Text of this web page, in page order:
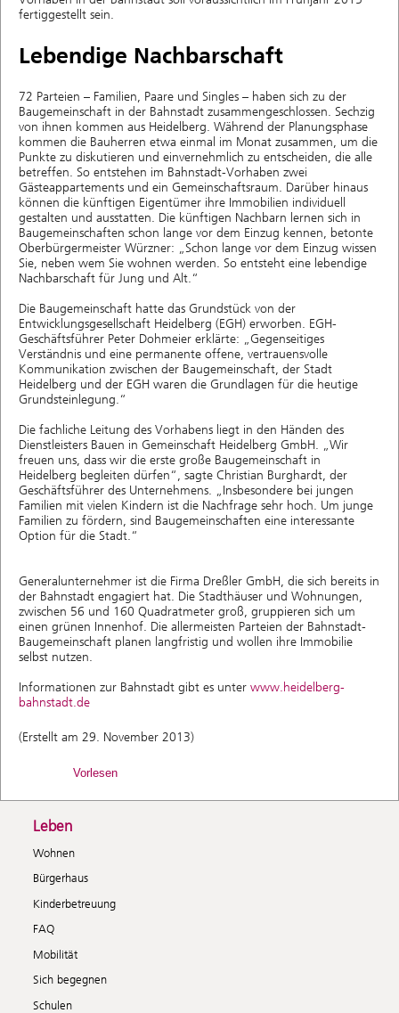
fertiggestellt sein.
Lebendige Nachbarschaft
72 Parteien – Familien, Paare und Singles – haben sich zu der
Baugemeinschaft in der Bahnstadt zusammengeschlossen. Sechzig
von ihnen kommen aus Heidelberg. Während der Planungsphase
kommen die Bauherren etwa einmal im Monat zusammen, um die
Punkte zu diskutieren und einvernehmlich zu entscheiden, die alle
betreffen. So entstehen im Bahnstadt-Vorhaben zwei
Gästeappartements und ein Gemeinschaftsraum. Darüber hinaus
können die künftigen Eigentümer ihre Immobilien individuell
gestalten und ausstatten. Die künftigen Nachbarn lernen sich in
Baugemeinschaften schon lange vor dem Einzug kennen, betonte
Oberbürgermeister Würzner: „Schon lange vor dem Einzug wissen
Sie, neben wem Sie wohnen werden. So entsteht eine lebendige
Nachbarschaft für Jung und Alt.“
Die Baugemeinschaft hatte das Grundstück von der
Entwicklungsgesellschaft Heidelberg (EGH) erworben. EGH-
Geschäftsführer Peter Dohmeier erklärte: „Gegenseitiges
Verständnis und eine permanente offene, vertrauensvolle
Kommunikation zwischen der Baugemeinschaft, der Stadt
Heidelberg und der EGH waren die Grundlagen für die heutige
Grundsteinlegung.“
Die fachliche Leitung des Vorhabens liegt in den Händen des
Dienstleisters Bauen in Gemeinschaft Heidelberg GmbH. „Wir
freuen uns, dass wir die erste große Baugemeinschaft in
Heidelberg begleiten dürfen“, sagte Christian Burghardt, der
Geschäftsführer des Unternehmens. „Insbesondere bei jungen
Familien mit vielen Kindern ist die Nachfrage sehr hoch. Um junge
Familien zu fördern, sind Baugemeinschaften eine interessante
Option für die Stadt.“
Generalunternehmer ist die Firma Dreßler GmbH, die sich bereits in
der Bahnstadt engagiert hat. Die Stadthäuser und Wohnungen,
zwischen 56 und 160 Quadratmeter groß, gruppieren sich um
einen grünen Innenhof. Die allermeisten Parteien der Bahnstadt-
Baugemeinschaft planen langfristig und wollen ihre Immobilie
selbst nutzen.
Informationen zur Bahnstadt gibt es unter www.heidelberg-
bahnstadt.de
(Erstellt am 29. November 2013)
Vorlesen
Leben
Wohnen
Bürgerhaus
Kinderbetreuung
FAQ
Mobilität
Sich begegnen
Schulen